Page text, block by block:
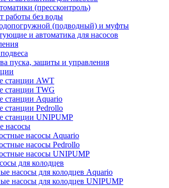
(прессконтроль)
работы без воды
(подводный) и муфты
и автоматика для насосов
пуска, защиты и управления
станции AWT
станции TWG
станции Aquario
станции Pedrollo
станции UNIPUMP
насосы
насосы Aquario
насосы Pedrollo
насосы UNIPUMP
для колодцев
насосы для колодцев Aquario
насосы для колодцев UNIPUMP